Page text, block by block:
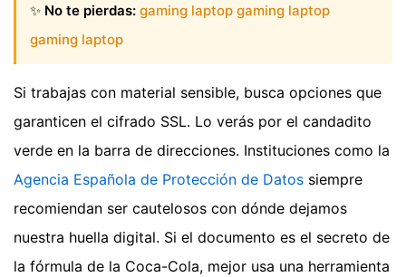
✨ No te pierdas: gaming laptop gaming laptop
gaming laptop
Si trabajas con material sensible, busca opciones que
garanticen el cifrado SSL. Lo verás por el candadito
verde en la barra de direcciones. Instituciones como la
Agencia Española de Protección de Datos siempre
recomiendan ser cautelosos con dónde dejamos
nuestra huella digital. Si el documento es el secreto de
la fórmula de la Coca-Cola, mejor usa una herramienta